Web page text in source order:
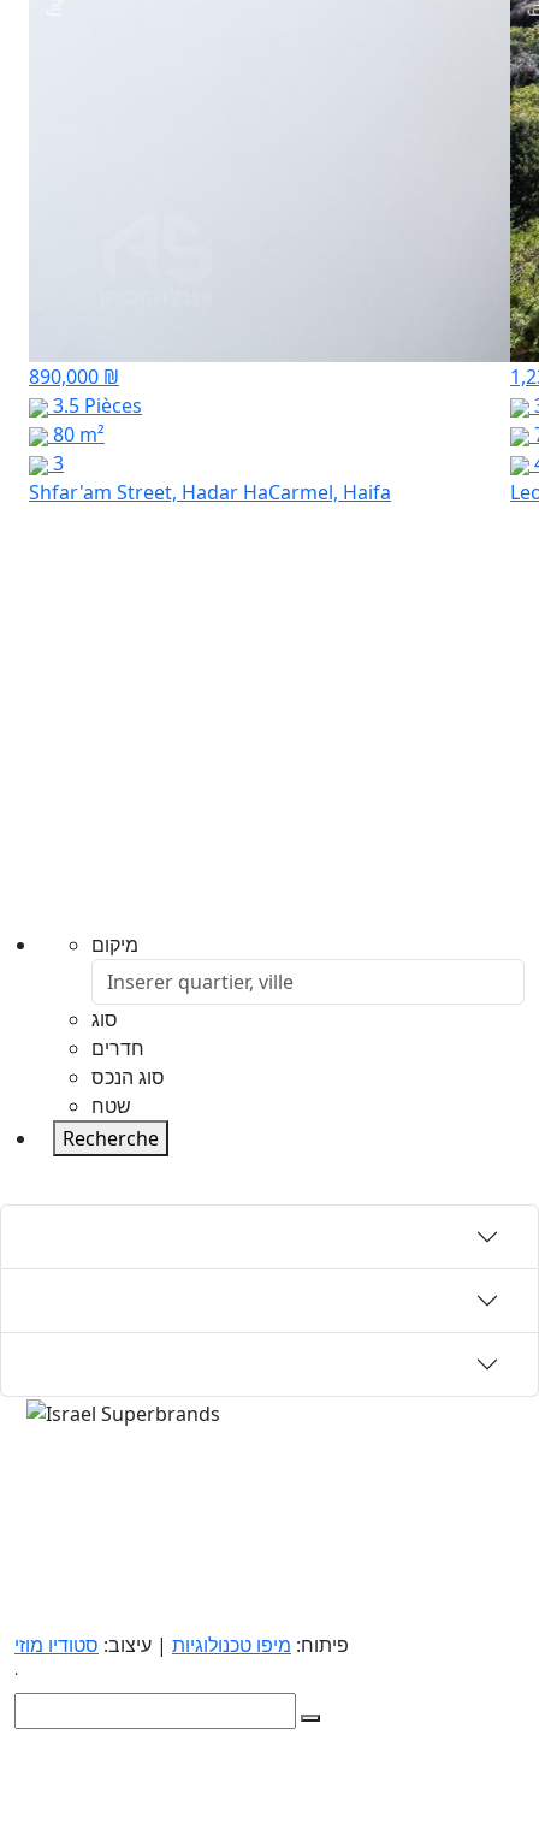
890,000 ₪
3.5 Pièces
80 m²
3
Shfar'am Street, Hadar HaCarmel, Haifa
מיקום
סוג
חדרים
סוג הנכס
שטח
Recherche
פיתוח: מיפו טכנולוגיות | עיצוב: סטודיו מוזי
.